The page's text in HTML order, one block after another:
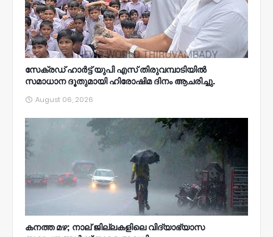
സേക്രഡ് ഹാർട്ട് യുപി എസ് തിരുവമ്പാടിയിൽ
സമാധാന ദൂതുമായി ഹിരോഷിമ ദിനം ആചരിച്ചു.
August 06, 2026
കനത്ത മഴ; നാല്‌ ജില്ലകളിലെ വിദ്യാഭ്യാസ